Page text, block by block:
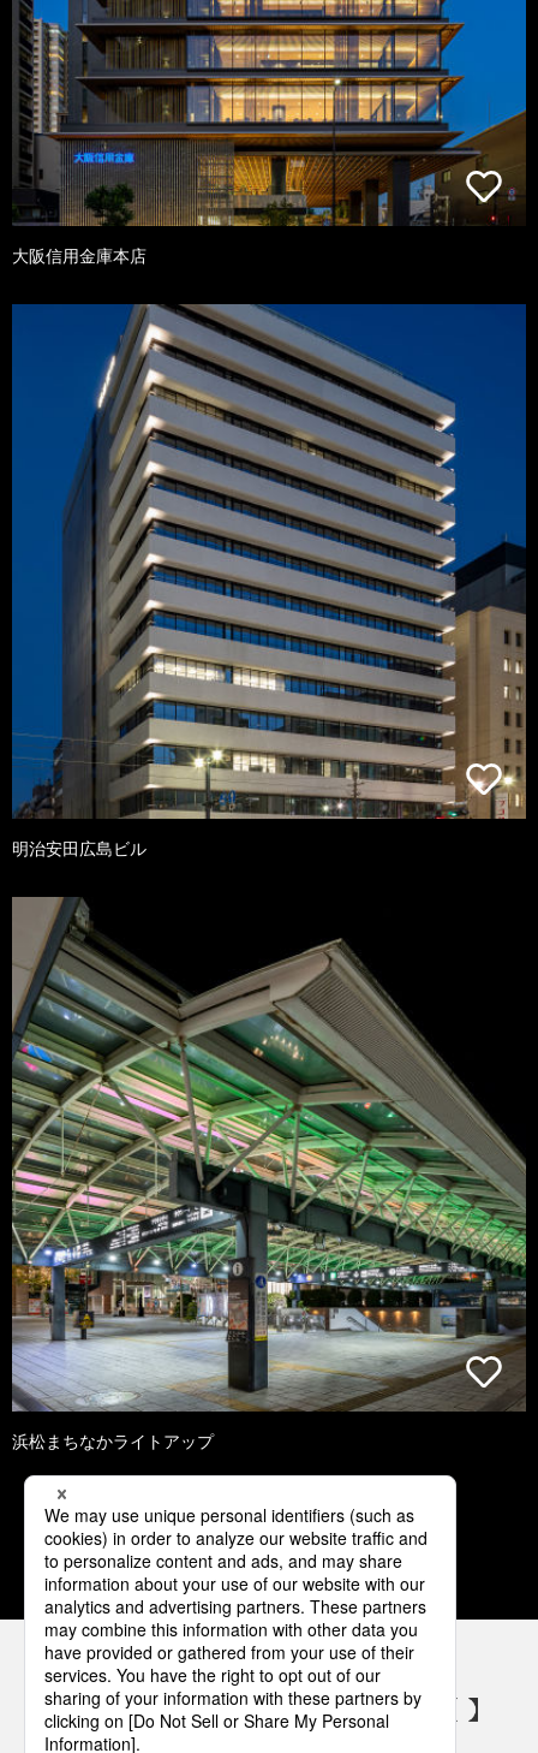
大阪信用金庫本店
明治安田広島ビル
浜松まちなかライトアップ
1 2 3 4 5
パナソニックの電気設備 SNSアカウント